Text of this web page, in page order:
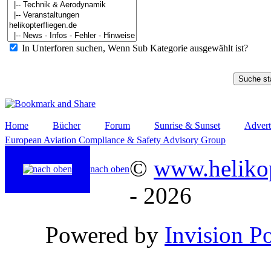
In Unterforen suchen, Wenn Sub Kategorie ausgewählt ist?
Home Bücher Forum Sunrise & Sunset
European Aviation Compliance & Safety Advisory Group
nach oben©
- 2026
Powered by Invision